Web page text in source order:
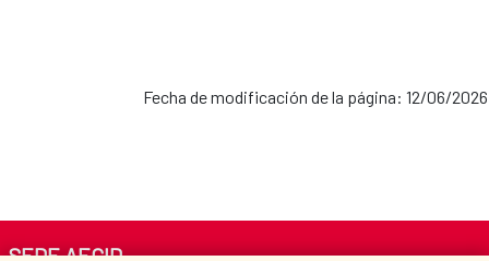
Fecha de modificación de la página: 12/06/2026
SEDE AECID